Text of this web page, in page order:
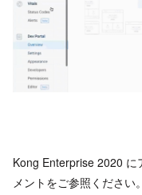
Kong Enterprise 2020 に
メントをご参照ください。